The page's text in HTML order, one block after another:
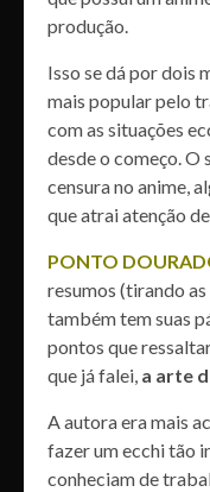
produção.
Isso se dá por dois
mais popular pelo
com as situações
desde o começo. O
censura no anime,
que atrai atenção
PONTO
resumos (tirando
também tem suas
pontos que
que já falei, a arte
A autora era mais
fazer um ecchi tão
conheciam de